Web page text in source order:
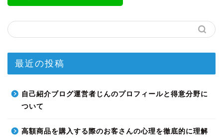
最近の投稿
自己紹介ブログ運営者じんのプロフィールと得意分野に
ついて
高額商品を購入する際のお客さんの心理を徹底的に理解